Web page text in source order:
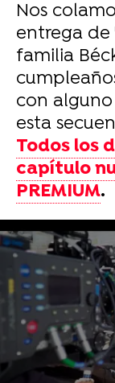
Nos
entrega de
familia
con
esta
Todos los
capítulo
PREMIUM.